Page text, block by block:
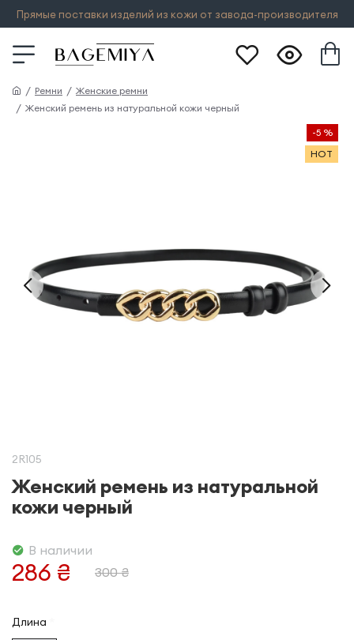
Прямые поставки изделий из кожи от завода-производителя
Ремни
Женские ремни
Женский ремень из натуральной кожи черный
HOT
-5 %
2R105
Женский ремень из натуральной
кожи черный
286 ₴ 300 ₴
В наличии
Длина